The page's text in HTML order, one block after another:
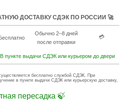
ДОСТАВКУ СДЭК ПО РОССИИ 🚀
Обычно 2–8 дней
после отправки
💳
В пункте выдачи СДЭК или курьером до двери
бесплатно службой СДЭК. При
в пункте выдачи СДЭК или курьерскую доставку,
пересадка 🍃